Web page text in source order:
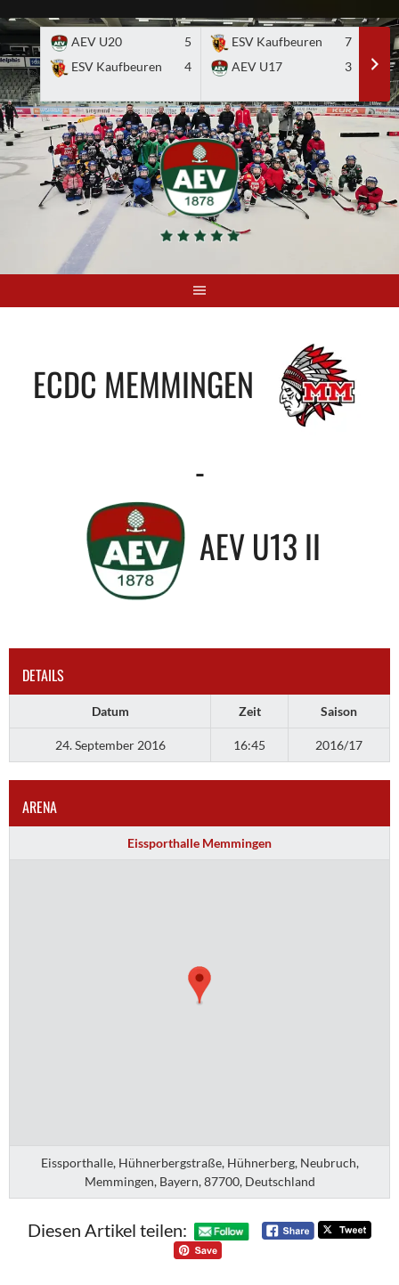
to
content
AEV U20
5
ESV Kaufbeuren
4
ESV Kaufbeuren
7
AEV U17
3
ECDC MEMMINGEN
-
AEV U13 II
DETAILS
Datum Zeit Saison
24. September 2016 16:45 2016/17
ARENA
Eissporthalle Memmingen
Eissporthalle, Hühnerbergstraße, Hühnerberg, Neubruch,
Memmingen, Bayern, 87700, Deutschland
Diesen Artikel teilen: